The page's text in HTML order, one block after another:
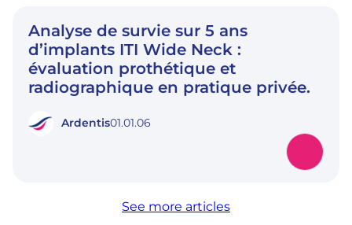
Analyse de survie sur 5 ans
d’implants ITI Wide Neck :
évaluation prothétique et
radiographique en pratique privée.
Ardentis01.01.06
See more articles